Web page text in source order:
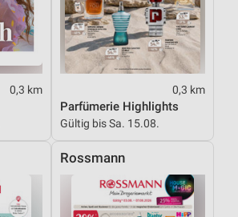
0,3 km 0,3 km
Parfümerie Highlights
Gültig bis Sa. 15.08.
Rossmann